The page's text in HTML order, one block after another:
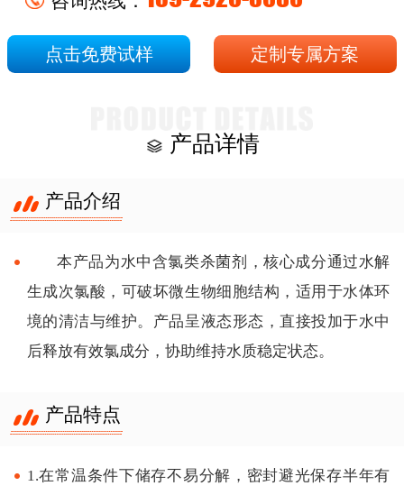
点击免费试样 定制专属方案
产品详情
产品介绍
本产品为水中含氯类杀菌剂，核心成分通过水解
生成次氯酸，可破坏微生物细胞结构，适用于水体环
境的清洁与维护。产品呈液态形态，直接投加于水中
后释放有效氯成分，协助维持水质稳定状态。
产品特点
1.在常温条件下储存不易分解，密封避光保存半年有